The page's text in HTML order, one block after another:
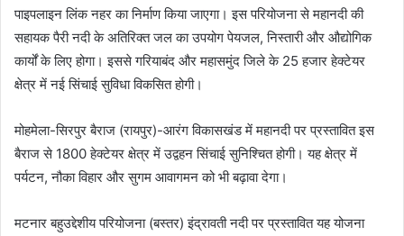
पाइपलाइन लिंक नहर का निर्माण किया जाएगा। इस परियोजना से महानदी की
सहायक पैरी नदी के अतिरिक्त जल का उपयोग पेयजल, निस्तारी और औद्योगिक
कार्यों के लिए होगा। इससे गरियाबंद और महासमुंद जिले के 25 हजार हेक्टेयर
क्षेत्र में नई सिंचाई सुविधा विकसित होगी।
मोहमेला-सिरपुर बैराज (रायपुर)-आरंग विकासखंड में महानदी पर प्रस्तावित इस
बैराज से 1800 हेक्टेयर क्षेत्र में उद्वहन सिंचाई सुनिश्चित होगी। यह क्षेत्र में
पर्यटन, नौका विहार और सुगम आवागमन को भी बढ़ावा देगा।
मटनार बहुउद्देशीय परियोजना (बस्तर) इंद्रावती नदी पर प्रस्तावित यह योजना